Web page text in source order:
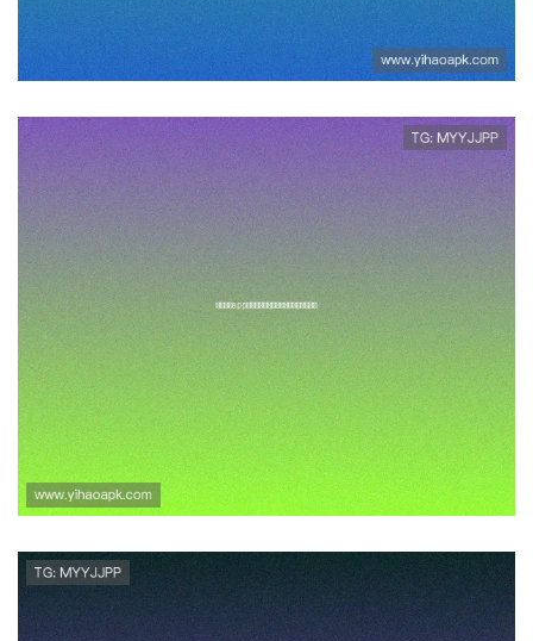
如何在苹果手机上快速下载安装
壹号app官方最新版完整步骤详
解
壹号网站app官方正版下载渠道
及安全安装方法推荐